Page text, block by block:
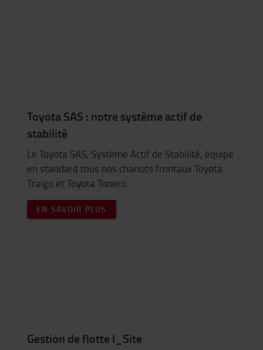
Toyota SAS : notre système actif de
stabilité
Le Toyota SAS, Système Actif de Stabilité, équipe
en standard tous nos chariots frontaux Toyota
Traigo et Toyota Tonero.
EN SAVOIR PLUS
Gestion de flotte I_Site